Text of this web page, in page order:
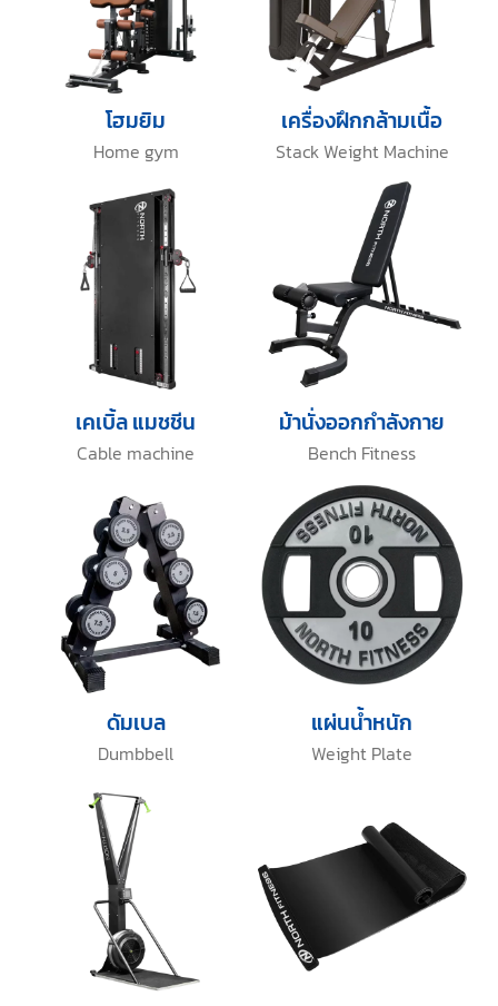
Home gym
โฮมยิม
Stack Weight Machine
เครื่องฝึกกล้ามเนื้อ
Cable machine
เคเบิ้ล แมชชีน
Bench Fitness
ม้านั่งออกกำลังกาย
Dumbbell
ดัมเบล
Weight Plate
แผ่นน้ำหนัก